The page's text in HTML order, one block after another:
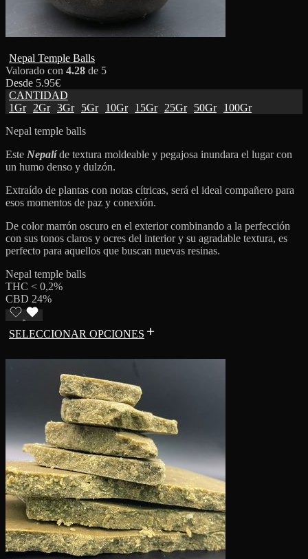
Nepal Temple Balls
Valorado con 4.28 de 5
Desde 5.95€
CANTIDAD
1Gr
2Gr 3Gr 5Gr 10Gr 15Gr 25Gr 50Gr
100Gr
Nepal temple balls
Este Nepalíde textura moldeable y pegajosa inundara el lugar con
un humo denso y dulzón.
Extraído de plantas con notas cítricas, será el ideal compañero para
esos momentos de paz y conexión.
De color marrón oscuro en el exterior combinando a la perfección
con sus tonos claros y ocres del interior y su agradable textura, es
perfecto para aquellos que buscan nuevas resinas.
Nepal temple balls
THC < 0,2%
CBD 24%
SELECCIONAR OPCIONES